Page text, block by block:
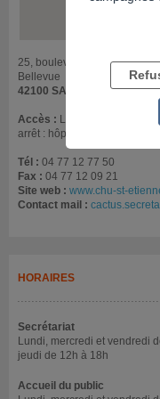
25, boulevard Pasteur CHU
Bellevue
42100 SAINT ETIENNE
Accès : Lignes 1 tramw. :
arrêt : hôpital de Bellevue
Tél : 04 77 12 77 50
Fax : 04 77 12 09 21
Site web : www.chu-st-
Contact mail :
HORAIRES
Secrétariat
Lundi, mercredi et vendredi
jeudi de 12h à 18h
Accueil du public